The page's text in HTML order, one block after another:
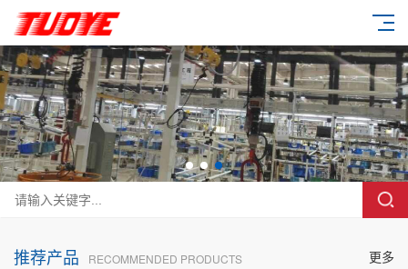
更多
推荐产品 RECOMMENDED PRODUCTS